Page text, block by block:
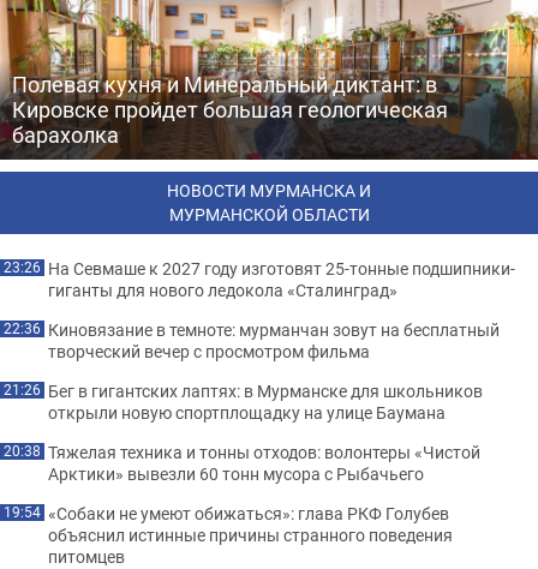
Полевая кухня и Минеральный диктант: в
Кировске пройдет большая геологическая
барахолка
НОВОСТИ МУРМАНСКА И
МУРМАНСКОЙ ОБЛАСТИ
23:26 На Севмаше к 2027 году изготовят 25-тонные подшипники-
гиганты для нового ледокола «Сталинград»
22:36 Киновязание в темноте: мурманчан зовут на бесплатный
творческий вечер с просмотром фильма
21:26 Бег в гигантских лаптях: в Мурманске для школьников
открыли новую спортплощадку на улице Баумана
20:38 Тяжелая техника и тонны отходов: волонтеры «Чистой
Арктики» вывезли 60 тонн мусора с Рыбачьего
19:54 «Собаки не умеют обижаться»: глава РКФ Голубев
объяснил истинные причины странного поведения
питомцев